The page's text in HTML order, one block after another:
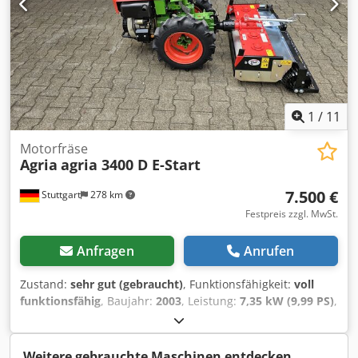
möglich - Versand kostet bundesweit 180,-€ per Spedition!
Crsdpfxov Ecdko Aigsf - Finanzierung / Leasing kann
individuell für Sie angefragt werden!
Besichtigung / Probefahrt gerne möglich! - Versand kostet
bundesweit 400,-€ per Spedition! - Finanzierung / Leasing
kann individuell für Sie angefragt werden
1 / 11
Stuttgart 278 km
Motorfräse
Agria agria 3400 D E-Start
7.500 €
Festpreis zzgl. MwSt.
Anfragen Anrufen
Zustand: sehr gut (gebraucht), Funktionsfähigkeit: voll
funktionsfähig, Baujahr: 2003, Leistung: 7,35 kW (9,99 PS),
, Getriebetyp:
Differential Einachser / Geräteträger - 10 PS Yanmar
L100AE Dieselmotor - 4V+4R Gang Wendegetriebe - Holm